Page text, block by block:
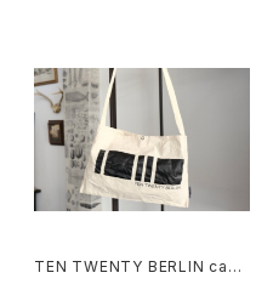
TEN TWENTY BERLIN canv